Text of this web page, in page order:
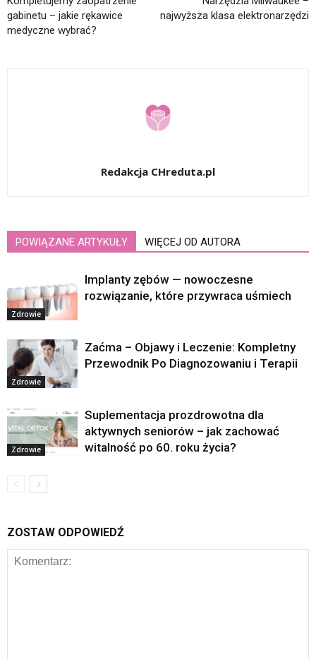
gabinetu – jakie rękawice
medyczne wybrać?
najwyższa klasa elektronarzędzi
Redakcja CHreduta.pl
POWIĄZANE ARTYKUŁY WIĘCEJ OD AUTORA
Zdrowie
Implanty zębów — nowoczesne
rozwiązanie, które przywraca uśmiech
Zdrowie
Zaćma – Objawy i Leczenie: Kompletny
Przewodnik Po Diagnozowaniu i Terapii
Zdrowie
Suplementacja prozdrowotna dla
aktywnych seniorów – jak zachować
witalność po 60. roku życia?
ZOSTAW ODPOWIEDŹ